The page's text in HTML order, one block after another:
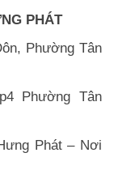
PHÁT
Phường Tân
Phường Tân
Phát – Nơi